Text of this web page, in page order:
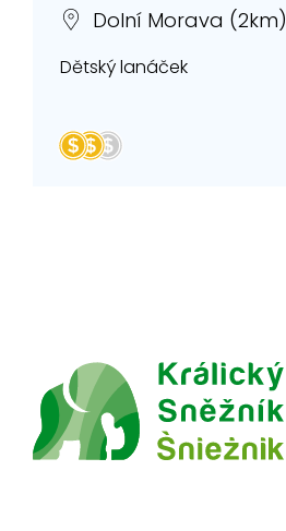
Dolní Morava (2km)
Dětský lanáček